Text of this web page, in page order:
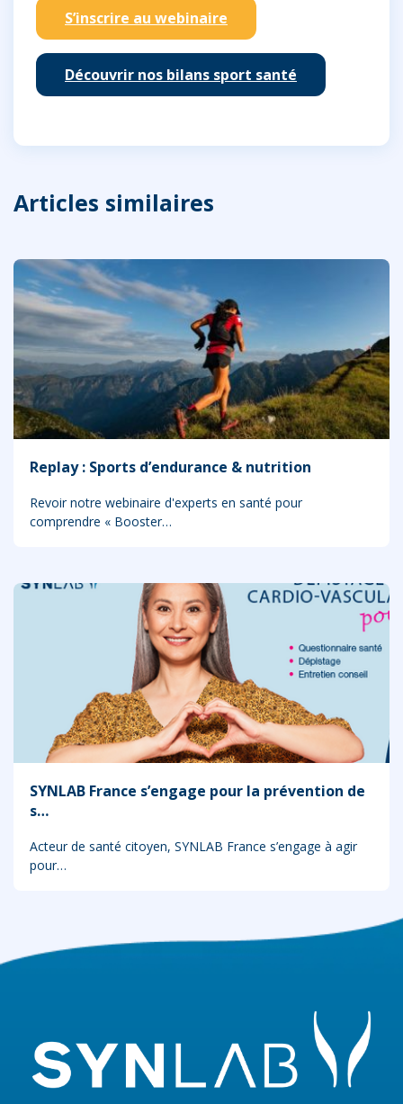
S’inscrire au webinaire
Découvrir nos bilans sport santé
Articles similaires
Replay : Sports d’endurance & nutrition
Revoir notre webinaire d'experts en santé pour
comprendre « Booster…
SYNLAB France s’engage pour la prévention de
s…
Acteur de santé citoyen, SYNLAB France s’engage à agir
pour…